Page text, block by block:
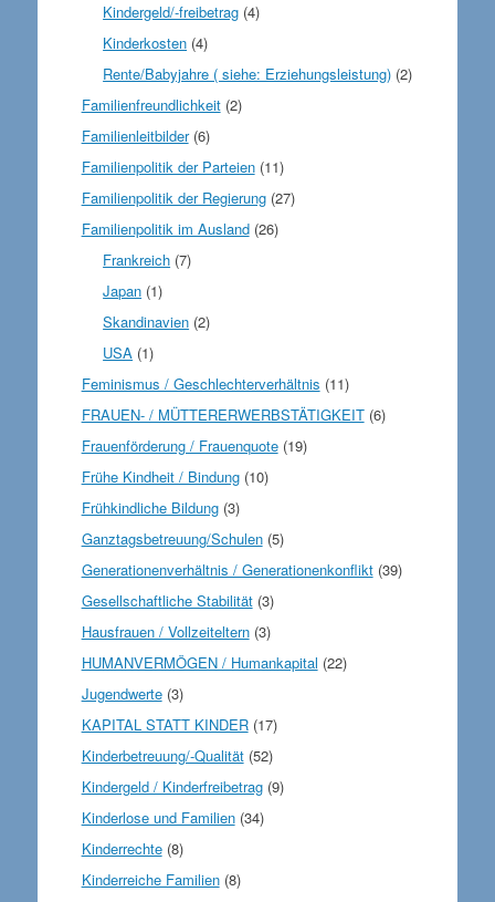
Kindergeld/-freibetrag (4)
Kinderkosten (4)
Rente/Babyjahre ( siehe: Erziehungsleistung) (2)
Familienfreundlichkeit(2)
Familienleitbilder(6)
Familienpolitik der Parteien(11)
Familienpolitik der Regierung(27)
Familienpolitik im Ausland(26)
Frankreich (7)
Japan (1)
Skandinavien (2)
USA (1)
Feminismus / Geschlechterverhältnis (11)
FRAUEN- / MÜTTERERWERBSTÄTIGKEIT(6)
Frauenförderung / Frauenquote(19)
Frühe Kindheit / Bindung(10)
Frühkindliche Bildung(3)
Ganztagsbetreuung/Schulen(5)
Generationenverhältnis / Generationenkonflikt(39)
Gesellschaftliche Stabilität(3)
Hausfrauen / Vollzeiteltern(3)
HUMANVERMÖGEN / Humankapital (22)
Jugendwerte(3)
KAPITAL STATT KINDER(17)
Kinderbetreuung/-Qualität(52)
Kindergeld / Kinderfreibetrag(9)
Kinderlose und Familien(34)
Kinderrechte(8)
Kinderreiche Familien(8)